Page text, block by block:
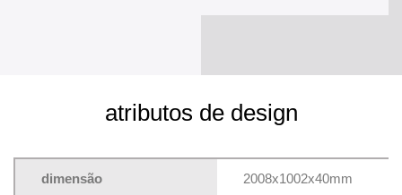
atributos de design
dimensão 2008x1002x40mm